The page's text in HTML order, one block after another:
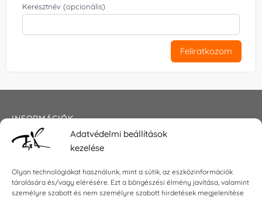
Adatvédelmi beállítások
kezelése
Olyan technológiákat használunk, mint a sütik, az eszközinformációk
tárolására és/vagy elérésére. Ezt a böngészési élmény javítása, valamint
személyre szabott és nem személyre szabott hirdetések megjelenítése
Keresztnév (opcionális)
Feliratkozom
INFORMÁCIÓK
Általános szerződési feltételek
Impresszum